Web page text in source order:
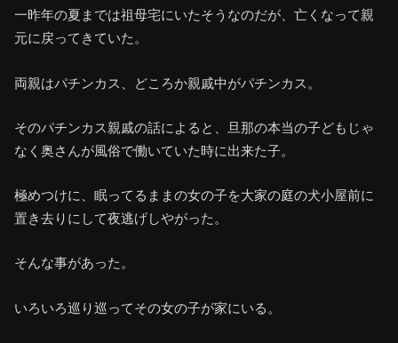
一昨年の夏までは祖母宅にいたそうなのだが、亡くなって親
元に戻ってきていた。
両親はパチンカス、どころか親戚中がパチンカス。
そのパチンカス親戚の話によると、旦那の本当の子どもじゃ
なく奥さんが風俗で働いていた時に出来た子。
極めつけに、眠ってるままの女の子を大家の庭の犬小屋前に
置き去りにして夜逃げしやがった。
そんな事があった。
いろいろ巡り巡ってその女の子が家にいる。